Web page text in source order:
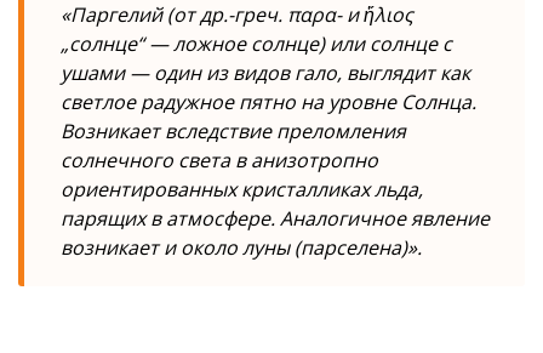
«Паргелий (от др.-греч. παρα- и ἥλιος
„солнце“ — ложное солнце) или солнце с
ушами — один из видов гало, выглядит как
светлое радужное пятно на уровне Солнца.
Возникает вследствие преломления
солнечного света в анизотропно
ориентированных кристалликах льда,
парящих в атмосфере. Аналогичное явление
возникает и около луны (парселена)».